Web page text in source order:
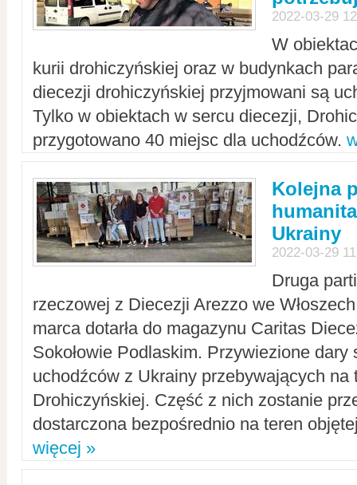
2022-03-29
W
kurii drohiczyńskiej oraz w budynkach
diecezji drohiczyńskiej przyjmowani są
Tylko w obiektach w sercu diecezji,
przygotowano 40 miejsc dla uchodźców.
Kolejna
Ukrainy
2022-03-29
Druga
rzeczowej z Diecezji Arezzo we
marca dotarła do magazynu Caritas
Sokołowie Podlaskim. Przywiezione dary
uchodźców z Ukrainy przebywających na
Drohiczyńskiej. Część z nich zostanie
dostarczona bezpośrednio na teren
więcej »